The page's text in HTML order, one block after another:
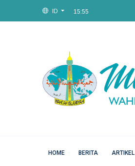
ID
15:55
Fri, 07 Aug 2026
HOME BERITA ARTIKEL